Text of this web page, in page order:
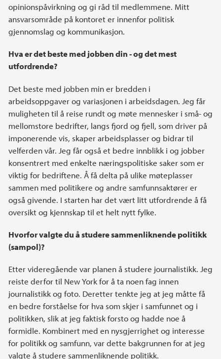
opinionspåvirkning og gi råd til medlemmene. Mitt
ansvarsområde på kontoret er innenfor politisk
gjennomslag og kommunikasjon.
Hva er det beste med jobben din - og det mest
utfordrende?
Det beste med jobben min er bredden i
arbeidsoppgaver og variasjonen i arbeidsdagen. Jeg får
muligheten til å reise rundt og møte mennesker i små- og
mellomstore bedrifter, langs fjord og fjell, som driver på
imponerende vis, skaper arbeidsplasser og bidrar til
velferden vår. Jeg får også et bedre innblikk i og jobber
konsentrert med enkelte næringspolitiske saker som er
viktig for bedriftene. Å få delta på ulike møteplasser
sammen med politikere og andre samfunnsaktører er
også givende. I starten har det vært litt utfordrende å få
oversikt og kjennskap til et helt nytt fylke.
Hvorfor valgte du å studere sammenliknende politikk
(sampol)?
Etter videregående var planen å studere journalistikk. Jeg
reiste derfor til New York for å ta noen fag innen
journalistikk og foto. Deretter tenkte jeg at jeg måtte få
en bedre forståelse for hva som skjer i samfunnet og i
politikken, slik at jeg faktisk forsto og hadde noe å
formidle. Kombinert med en nysgjerrighet og interesse
for politikk og samfunn, var dette bakgrunnen for at jeg
valgte å studere sammenliknende politikk.